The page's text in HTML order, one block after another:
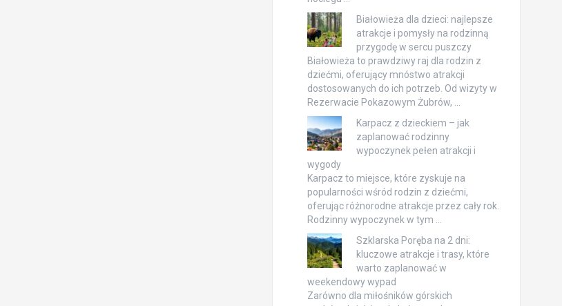
Białowieża dla dzieci: najlepsze
atrakcje i pomysły na rodzinną
przygodę w sercu puszczy
Białowieża to prawdziwy raj dla rodzin z
dziećmi, oferujący mnóstwo atrakcji
dostosowanych do ich potrzeb. Od wizyty w
Rezerwacie Pokazowym Żubrów, …
Karpacz z dzieckiem – jak
zaplanować rodzinny
wypoczynek pełen atrakcji i
wygody
Karpacz to miejsce, które zyskuje na
popularności wśród rodzin z dziećmi,
oferując różnorodne atrakcje przez cały rok.
Rodzinny wypoczynek w tym …
Szklarska Poręba na 2 dni:
kluczowe atrakcje i trasy, które
warto zaplanować w
weekendowy wypad
Zarówno dla miłośników górskich